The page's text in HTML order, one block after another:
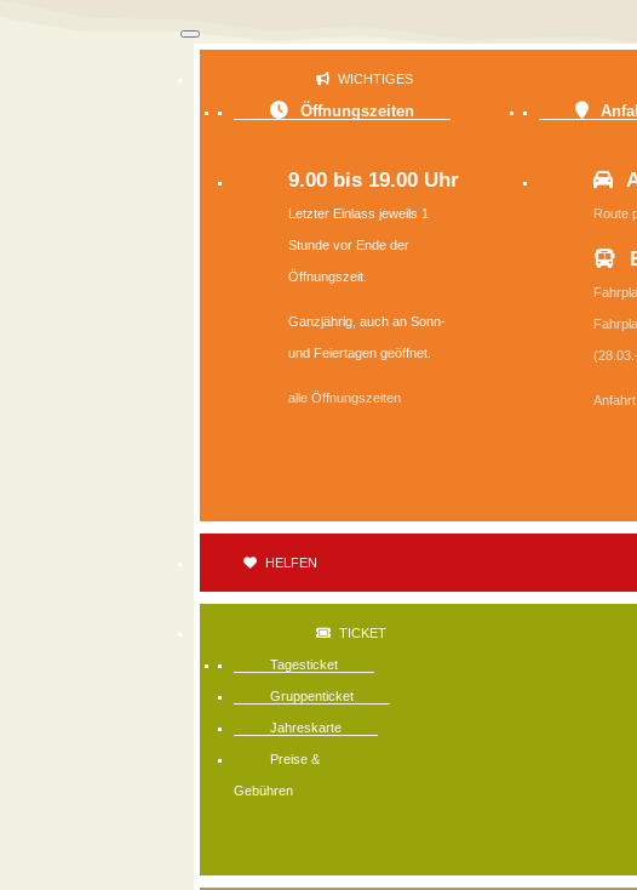
WICHTIGES
Öffnungszeiten
9.00 bis 19.00 Uhr
Letzter Einlass jeweils 1
Stunde vor Ende der
Öffnungszeit.
Ganzjährig, auch an Sonn-
und Feiertagen geöffnet.
alle Öffnungszeiten
Route
HELFEN
TICKET
Tagesticket
Gruppenticket
Jahreskarte
Preise &
Gebühren